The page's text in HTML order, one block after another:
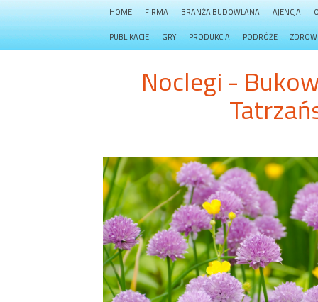
HOME FIRMA BRANŻA BUDOWLANA AJENCJA
PUBLIKACJE GRY PRODUKCJA PODRÓŻE
Noclegi -